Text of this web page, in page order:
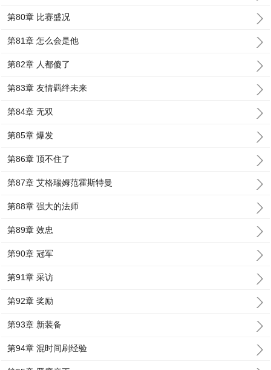
第80章 比赛盛况
第81章 怎么会是他
第82章 人都傻了
第83章 友情羁绊未来
第84章 无双
第85章 爆发
第86章 顶不住了
第87章 艾格瑞姆范霍斯特曼
第88章 强大的法师
第89章 效忠
第90章 冠军
第91章 采访
第92章 奖励
第93章 新装备
第94章 混时间刷经验